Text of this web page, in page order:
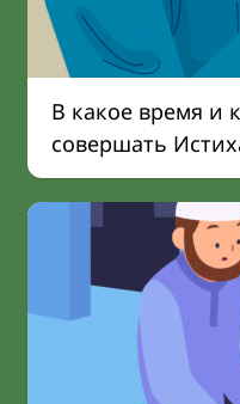
В какое время и
совершать